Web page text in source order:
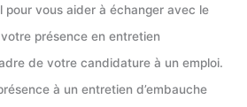
pour vous aider à échanger avec le
présence en entretien
de votre candidature à un emploi.
à un entretien d’embauche